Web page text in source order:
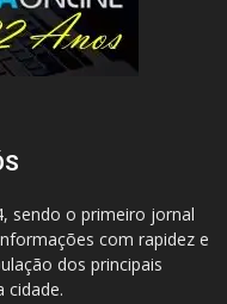
sendo o primeiro jornal
com rapidez e
dos principais
cidade.